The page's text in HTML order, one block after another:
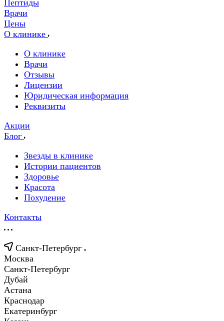
Пептиды
Врачи
Цены
О клинике
О клинике
Врачи
Отзывы
Лицензии
Юридическая информация
Реквизиты
Акции
Блог
Звезды в клинике
Истории пациентов
Здоровье
Красота
Похудение
Контакты
Санкт-Петербург
Москва
Санкт-Петербург
Дубай
Астана
Краснодар
Екатеринбург